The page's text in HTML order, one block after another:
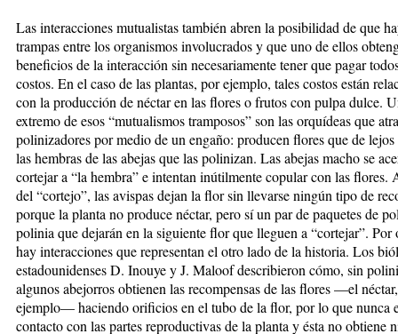
Las interacciones mutualistas también abren la posibilidad de que
trampas entre los organismos involucrados y que uno de ellos
beneficios de la interacción sin necesariamente tener que pagar
costos. En el caso de las plantas, por ejemplo, tales costos están
con la producción de néctar en las flores o frutos con pulpa dulce.
extremo de esos “mutualismos tramposos” son las orquídeas que
polinizadores por medio de un engaño: producen flores que de lejos
las hembras de las abejas que las polinizan. Las abejas macho se
cortejar a “la hembra” e intentan inútilmente copular con las flores.
del “cortejo”, las avispas dejan la flor sin llevarse ningún tipo de
porque la planta no produce néctar, pero sí un par de paquetes de
polinia que dejarán en la siguiente flor que lleguen a “cortejar”. Por
hay interacciones que representan el otro lado de la historia. Los
estadounidenses D. Inouye y J. Maloof describieron cómo, sin
algunos abejorros obtienen las recompensas de las flores —el
ejemplo— haciendo orificios en el tubo de la flor, por lo que nunca
contacto con las partes reproductivas de la planta y ésta no obtiene